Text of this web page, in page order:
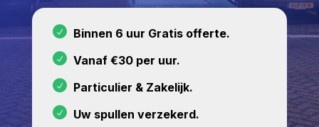
Binnen 6 uur Gratis offerte.
Vanaf €30 per uur.
Particulier & Zakelijk.
Uw spullen verzekerd.